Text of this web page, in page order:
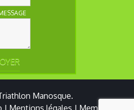
Manosque.
Mentions légales Membres